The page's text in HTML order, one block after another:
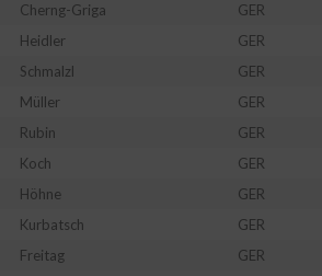
Cherng-Griga GER
Heidler GER
Schmalzl GER
Müller GER
Rubin GER
Koch GER
Höhne GER
Kurbatsch GER
Freitag GER